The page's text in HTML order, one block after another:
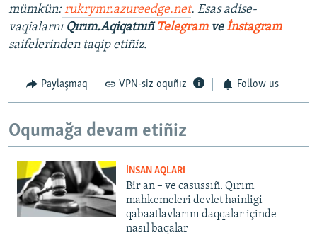
mümkün:rukrymr.azureedge.net. Esas adise-
vaqialarnı Qırım.Aqiqatnıñ Telegramveİnstagram
saifelerinden taqip etiñiz.
Paylaşmaq VPN-siz oquñız Follow us
Oqumağa devam etiñiz
İNSAN AQLARI
Bir an – ve casussıñ. Qırım
mahkemeleri devlet hainligi
qabaatlavlarını daqqalar içinde
nasıl baqalar